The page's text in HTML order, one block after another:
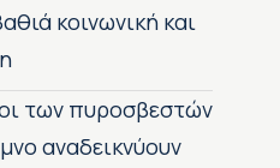
κοινωνική και
των πυροσβεστών
αναδεικνύουν